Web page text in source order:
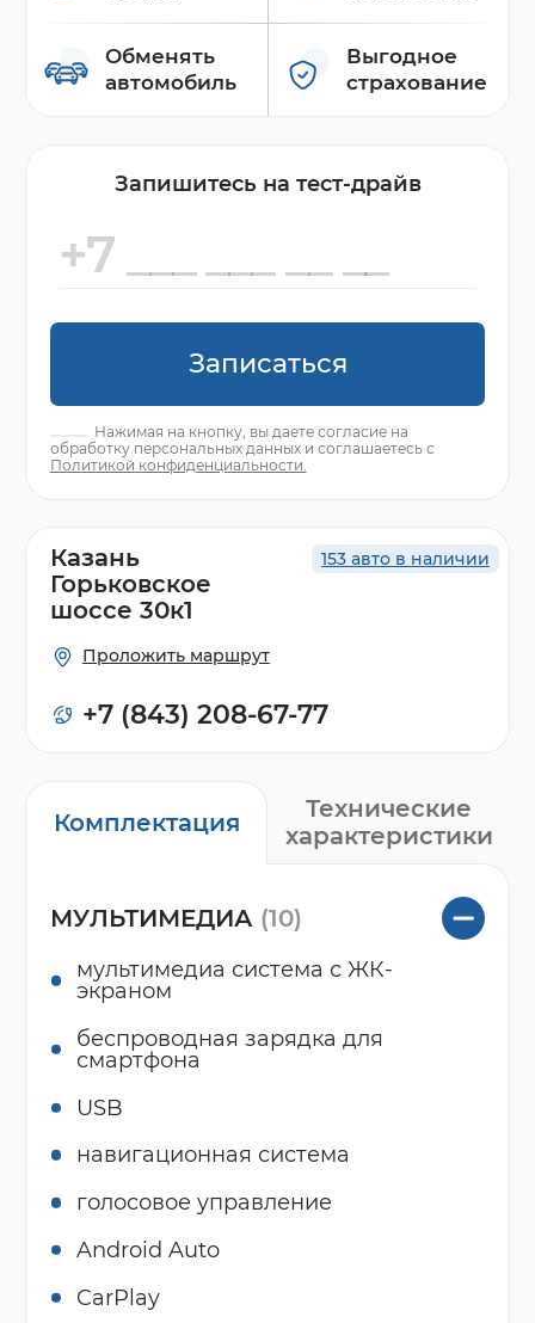
Обменять
автомобиль
Выгодное
страхование
Запишитесь на тест-драйв
Записаться
Нажимая на кнопку, вы даете согласие на
обработку персональных данных и соглашаетесь с
Политикой конфиденциальности.
Комплектация
Технические
характеристики
МУЛЬТИМЕДИА (10)
мультимедиа система с ЖК-
экраном
беспроводная зарядка для
смартфона
USB
навигационная система
голосовое управление
Android Auto
CarPlay
153 авто в наличии
Казань
Горьковское
шоссе 30к1
Проложить маршрут
+7 (843) 208-67-77